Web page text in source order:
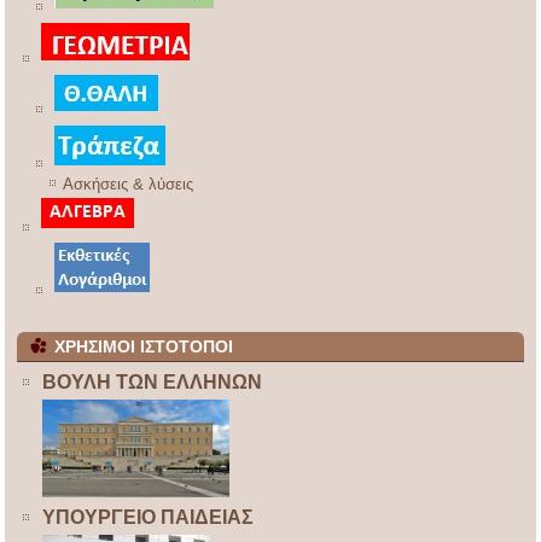
Ασκήσεις & λύσεις
ΧΡΗΣΙΜΟΙ ΙΣΤΟΤΟΠΟΙ
ΒΟΥΛΗ ΤΩΝ ΕΛΛΗΝΩΝ
ΥΠΟΥΡΓΕΙΟ ΠΑΙΔΕΙΑΣ